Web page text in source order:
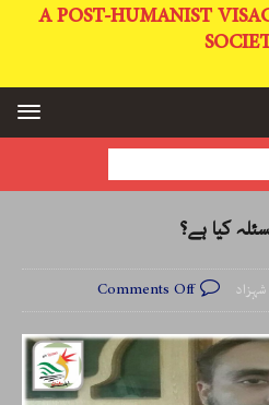
A POST-HUMANIST
کیا ہے؟
Comments Off